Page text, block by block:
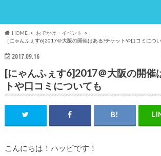
HOME
おでかけ・イベント
[にゃんふぇす6]2017＠大阪の開催はある?チケットや口コミにつ
2017.09.16
[にゃんふぇす6]2017＠大阪の開催
トや口コミについても
こんにちは！ハッピです！